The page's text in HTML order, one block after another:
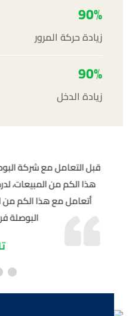
90%
زيادة حركة المرور
90%
زيادة الدخل
أفضل شركة تسويق رقمي
عائشة